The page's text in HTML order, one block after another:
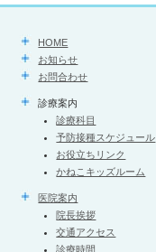
HOME
お知らせ
お問合わせ
診療案内
診療科目
予防接種スケジュール
お役立ちリンク
かねこキッズルーム
医院案内
院長挨拶
交通アクセス
診療時間